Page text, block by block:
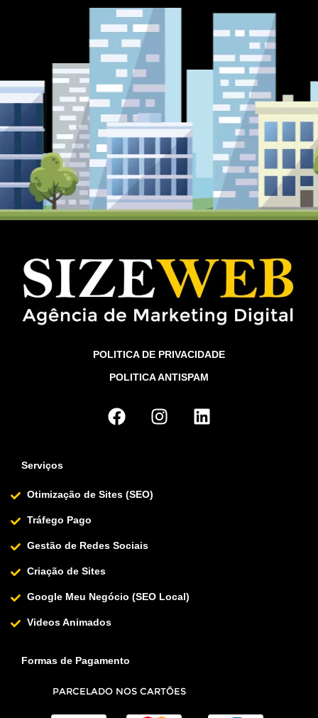
POLITICA DE PRIVACIDADE
POLITICA ANTISPAM
Serviços
Otimização de Sites (SEO)
Tráfego Pago
Gestão de Redes Sociais
Criação de Sites
Google Meu Negócio (SEO Local)
Videos Animados
Formas de Pagamento